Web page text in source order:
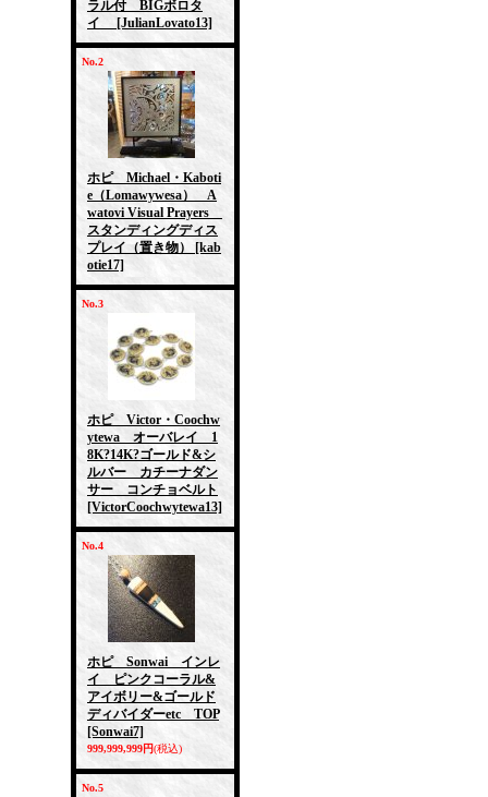
ラル付 BIGボロタ
イ
[JulianLovato13]
No.2
ホピ Michael・Kaboti
e（Lomawywesa） A
watovi Visual Prayers
スタンディングディス
プレイ（置き物）
[kab
otie17]
No.3
ホピ Victor・Coochw
ytewa オーバレイ 1
8K?14K?ゴールド&シ
ルバー カチーナダン
サー コンチョベルト
[VictorCoochwytewa13]
No.4
ホピ Sonwai インレ
イ ピンクコーラル&
アイボリー&ゴールド
ディバイダーetc TOP
[Sonwai7]
999,999,999円(税込)
No.5